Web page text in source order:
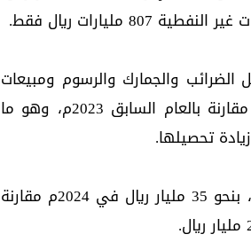
الضرائب والجمارك والرسوم ومبيعات
الغاز المحلي، انخفضت في عام 2024 بنحو 14.4 مليار ريال مقارنة بالعام السابق 2023م، وهو ما
تحصيلها.
إذ انخفضت الإيرادات الضريبية، التي تشمل الرسوم الجمركية، بنحو 35 مليار ريال في 2024م مقارنة